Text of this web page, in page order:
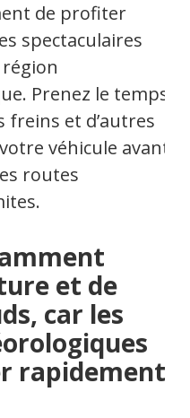
de profiter
spectaculaires
Prenez le temps
freins et d’autres
véhicule avant
routes
et de
car les
rapidement